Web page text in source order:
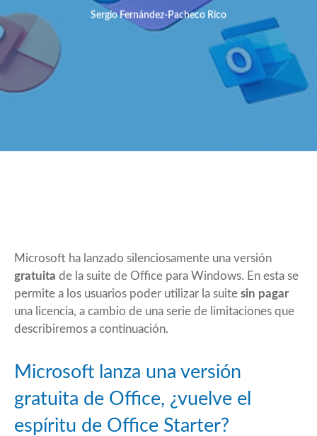
Sergio Fernández-Pacheco Rico
Microsoft ha lanzado silenciosamente una versión
gratuita de la suite de Office para Windows. En esta se
permite a los usuarios poder utilizar la suite sin pagar
una licencia, a cambio de una serie de limitaciones que
describiremos a continuación.
Microsoft lanza una versión
gratuita de Office, ¿vuelve el
espíritu de Office Starter?